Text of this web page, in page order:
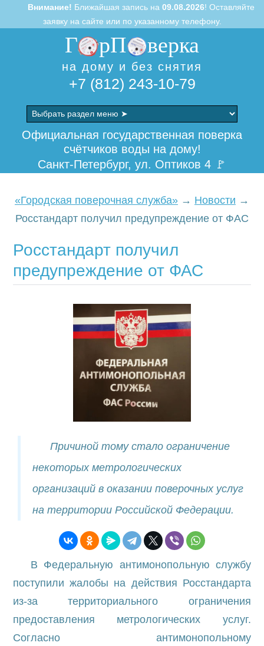
Внимание! Ближайшая запись на 09.08.2026! Оставляйте
заявку на сайте или по указанному телефону.
Г рП верка
на дому и без снятия
+7 (812) 243-10-79
Официальная государственная поверка
счётчиков воды на дому!
Санкт-Петербург, ул. Оптиков 4 🚩
«Городская поверочная служба» → Новости →
Росстандарт получил предупреждение от ФАС
Росстандарт получил
предупреждение от ФАС
Причиной тому стало ограничение
некоторых метрологических
организаций в оказании поверочных услуг
на территории Российской Федерации.
В Федеральную антимонопольную службу
поступили жалобы на действия Росстандарта
из-за территориального ограничения
предоставления метрологических услуг.
Согласно антимонопольному